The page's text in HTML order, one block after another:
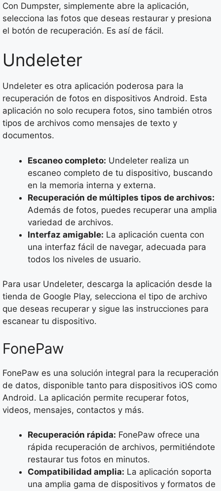
Con Dumpster, simplemente abre la aplicación,
selecciona las fotos que deseas restaurar y presiona
el botón de recuperación. Es así de fácil.
Undeleter
Undeleter es otra aplicación poderosa para la
recuperación de fotos en dispositivos Android. Esta
aplicación no solo recupera fotos, sino también otros
tipos de archivos como mensajes de texto y
documentos.
Escaneo completo: Undeleter realiza un
escaneo completo de tu dispositivo, buscando
en la memoria interna y externa.
Recuperación de múltiples tipos de archivos:
Además de fotos, puedes recuperar una amplia
variedad de archivos.
Interfaz amigable: La aplicación cuenta con
una interfaz fácil de navegar, adecuada para
todos los niveles de usuario.
Para usar Undeleter, descarga la aplicación desde la
tienda de Google Play, selecciona el tipo de archivo
que deseas recuperar y sigue las instrucciones para
escanear tu dispositivo.
FonePaw
FonePaw es una solución integral para la recuperación
de datos, disponible tanto para dispositivos iOS como
Android. La aplicación permite recuperar fotos,
videos, mensajes, contactos y más.
Recuperación rápida: FonePaw ofrece una
rápida recuperación de archivos, permitiéndote
restaurar tus fotos en minutos.
Compatibilidad amplia: La aplicación soporta
una amplia gama de dispositivos y formatos de